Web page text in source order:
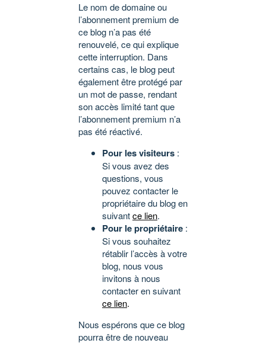
Le nom de domaine ou
l’abonnement premium de
ce blog n’a pas été
renouvelé, ce qui explique
cette interruption. Dans
certains cas, le blog peut
également être protégé par
un mot de passe, rendant
son accès limité tant que
l’abonnement premium n’a
pas été réactivé.
Pour les visiteurs :
Si vous avez des
questions, vous
pouvez contacter le
propriétaire du blog en
suivantce lien.
Pour le propriétaire :
Si vous souhaitez
rétablir l’accès à votre
blog, nous vous
invitons à nous
contacter en suivant
ce lien.
Nous espérons que ce blog
pourra être de nouveau